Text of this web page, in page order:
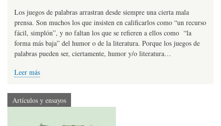
Los juegos de palabras arrastran desde siempre una cierta mala
prensa. Son muchos los que insisten en calificarlos como “un recurso
fácil, simplón”, y no faltan los que se refieren a ellos como “la
forma más baja” del humor o de la literatura. Porque los juegos de
palabras pueden ser, ciertamente, humor y/o literatura…
Leer más
Artículos y ensayos